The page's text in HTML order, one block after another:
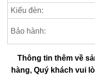
Kiểu đèn:
Bảo hành:
Thông tin thêm về
hàng, Quý khách vui